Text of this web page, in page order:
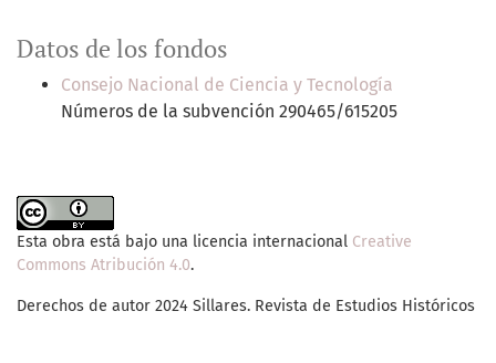
Datos de los fondos
Consejo Nacional de Ciencia y Tecnología
Números de la subvención 290465/615205
Esta obra está bajo una licencia internacional Creative
Commons Atribución 4.0.
Derechos de autor 2024 Sillares. Revista de Estudios Históricos